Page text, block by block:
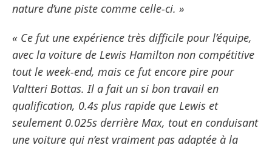
nature d’une piste comme celle-ci. »
« Ce fut une expérience très difficile pour l’équipe,
avec la voiture de Lewis Hamilton non compétitive
tout le week-end, mais ce fut encore pire pour
Valtteri Bottas. Il a fait un si bon travail en
qualification, 0.4s plus rapide que Lewis et
seulement 0.025s derrière Max, tout en conduisant
une voiture qui n’est vraiment pas adaptée à la